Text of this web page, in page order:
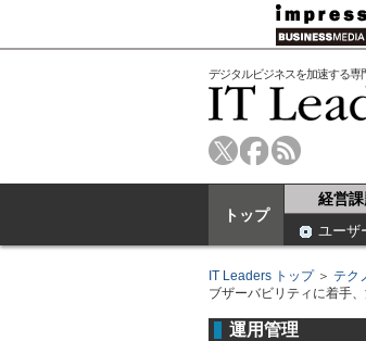
デジタルビジネスを加速する専
トップ
経営課
ユーザ
IT Leaders トップ＞ テク
ブザーバビリティに着手
運用管理